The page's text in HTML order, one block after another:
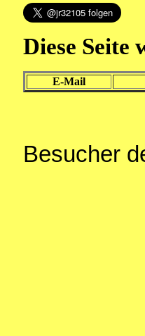
Diese Seite
E-Mail
Besucher